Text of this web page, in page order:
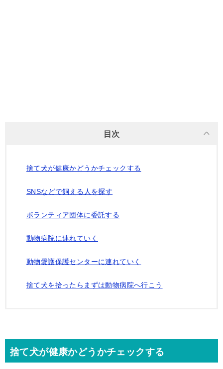
目次
捨て犬が健康かどうかチェックする
SNSなどで飼える人を探す
ボランティア団体に委託する
動物病院に連れていく
動物愛護保護センターに連れていく
捨て犬を拾ったらまずは動物病院へ行こう
捨て犬が健康かどうかチェックする